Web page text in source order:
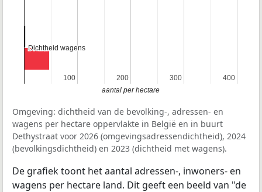
100
100 200
200 300
300 400
400
Dichtheid wagens
Dichtheid wagens
aantal per hectare
Omgeving: dichtheid van de bevolking-, adressen- en
wagens per hectare oppervlakte in België en in buurt
Dethystraat voor 2026 (omgevingsadressendichtheid), 2024
(bevolkingsdichtheid) en 2023 (dichtheid met wagens).
De grafiek toont het aantal adressen-, inwoners- en
wagens per hectare land. Dit geeft een beeld van "de